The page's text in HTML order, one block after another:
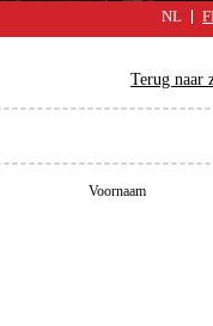
NL
Terug naar
Voornaam